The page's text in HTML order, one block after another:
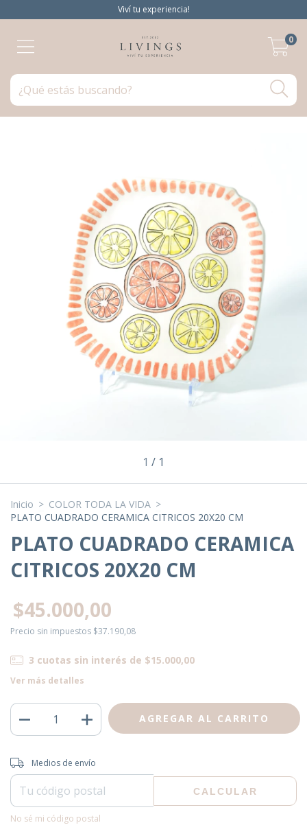
Viví tu experiencia!
0
1 / 1
Inicio > COLOR TODA LA VIDA >
PLATO CUADRADO CERAMICA CITRICOS 20X20 CM
PLATO CUADRADO CERAMICA
CITRICOS 20X20 CM
$45.000,00
Precio sin impuestos $37.190,08
3 cuotas sin interés de $15.000,00
Ver más detalles
Entregas para el CP:
Medios de envío
CALCULAR
No sé mi código postal